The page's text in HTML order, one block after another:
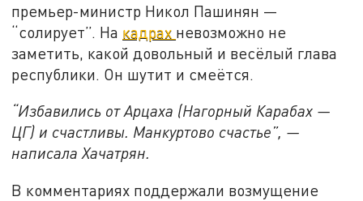
премьер-министр Никол Пашинян —
“солирует”. На кадрах невозможно не
заметить, какой довольный и весёлый глава
республики. Он шутит и смеётся.
“Избавились от Арцаха (Нагорный Карабах —
ЦГ) и счастливы. Манкуртово счастье”, —
написала Хачатрян.
В комментариях поддержали возмущение